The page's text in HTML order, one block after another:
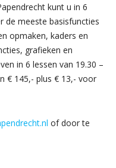
kunt u in 6
de meeste basisfuncties
opmaken, kaders en
grafieken en
in 6 lessen van 19.30 –
€ 145,- plus € 13,- voor
of door te